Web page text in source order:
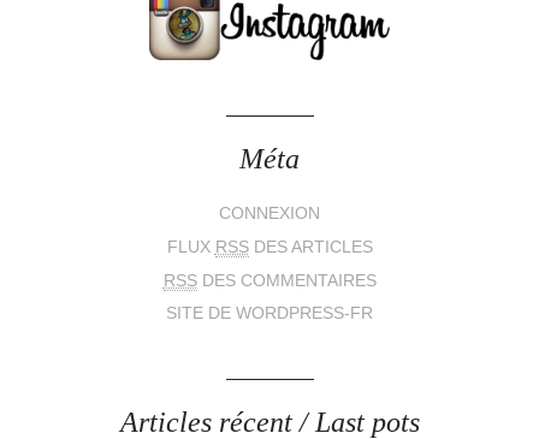
Méta
CONNEXION
FLUX RSSDES ARTICLES
RSSDES COMMENTAIRES
SITE DE WORDPRESS-FR
Articles récent / Last pots